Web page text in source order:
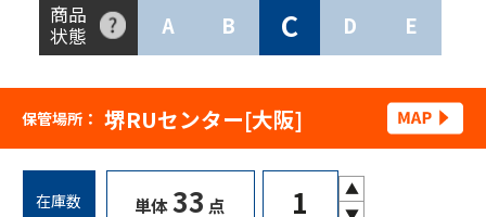
商品
状態
A B C D E
保管場所： 堺RUセンター[大阪]
在庫数 単体 33 点
▲